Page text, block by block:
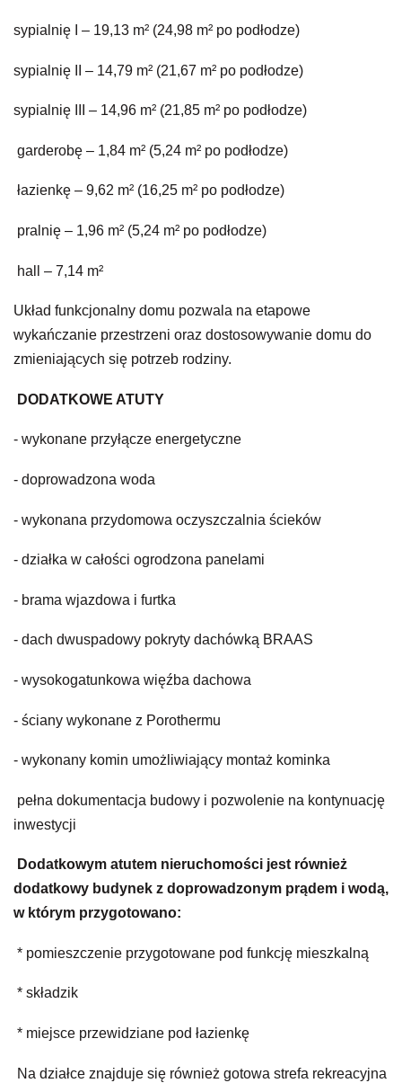
sypialnię I – 19,13 m² (24,98 m² po podłodze)
sypialnię II – 14,79 m² (21,67 m² po podłodze)
sypialnię III – 14,96 m² (21,85 m² po podłodze)
garderobę – 1,84 m² (5,24 m² po podłodze)
łazienkę – 9,62 m² (16,25 m² po podłodze)
pralnię – 1,96 m² (5,24 m² po podłodze)
hall – 7,14 m²
Układ funkcjonalny domu pozwala na etapowe
wykańczanie przestrzeni oraz dostosowywanie domu do
zmieniających się potrzeb rodziny.
DODATKOWE ATUTY
- wykonane przyłącze energetyczne
- doprowadzona woda
- wykonana przydomowa oczyszczalnia ścieków
- działka w całości ogrodzona panelami
- brama wjazdowa i furtka
- dach dwuspadowy pokryty dachówką BRAAS
- wysokogatunkowa więźba dachowa
- ściany wykonane z Porothermu
- wykonany komin umożliwiający montaż kominka
pełna dokumentacja budowy i pozwolenie na kontynuację
inwestycji
Dodatkowym atutem nieruchomości jest również
dodatkowy budynek z doprowadzonym prądem i wodą,
w którym przygotowano:
* pomieszczenie przygotowane pod funkcję mieszkalną
* składzik
* miejsce przewidziane pod łazienkę
Na działce znajduje się również gotowa strefa rekreacyjna